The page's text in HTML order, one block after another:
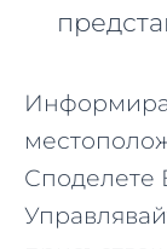
Споделете